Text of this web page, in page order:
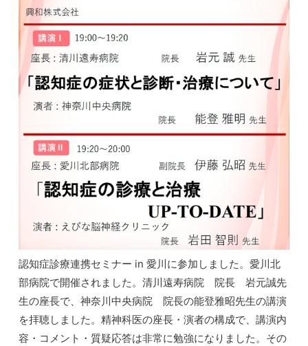
認知症診療連携セミナー in 愛川に参加しました。愛川北
部病院で開催されました。清川遠寿病院 院長 岩元誠先
生の座長で、神奈川中央病院 院長の能登雅昭先生の講演
を拝聴しました。精神科医の座長・演者の構成で、講演内
容・コメント・質疑応答は非常に勉強になりました。その